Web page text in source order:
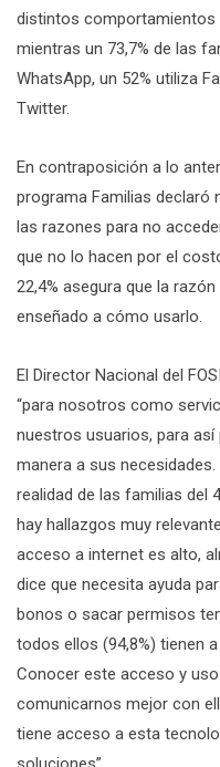
distintos comportamientos
mientras un 73,7% de las
WhatsApp, un 52% utiliza
Twitter.
En contraposición a lo
programa Familias declaró
las razones para no
que no lo hacen por el
22,4% asegura que la
enseñado a cómo usarlo.
El Director Nacional del
“para nosotros como
nuestros usuarios, para
manera a sus
realidad de las familias del
hay hallazgos muy
acceso a internet es alto,
dice que necesita ayuda
bonos o sacar permisos
todos ellos (94,8%) tienen
Conocer este acceso y
comunicarnos mejor con
tiene acceso a esta